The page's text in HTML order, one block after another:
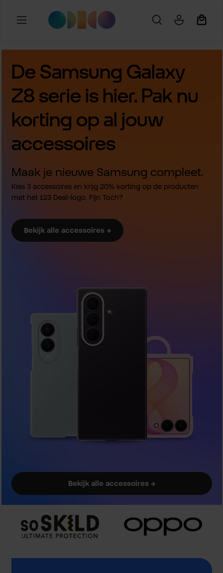
Ga naar de hoofdinhoud
De Samsung Galaxy
Z8 serie is hier. Pak nu
korting op al jouw
accessoires
Maak je nieuwe Samsung compleet.
Kies 3 accessoires en krijg 20% korting op de producten
met het 123 Deal-logo. Fijn Toch?
Bekijk alle accessoires →
Bekijk alle accessoires →